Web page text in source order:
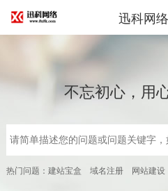
迅科网
不忘初心，用
热门问题： 建站宝盒 域名注册 网站建设